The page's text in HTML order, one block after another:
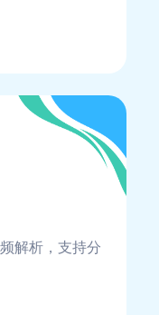
解析，支持分